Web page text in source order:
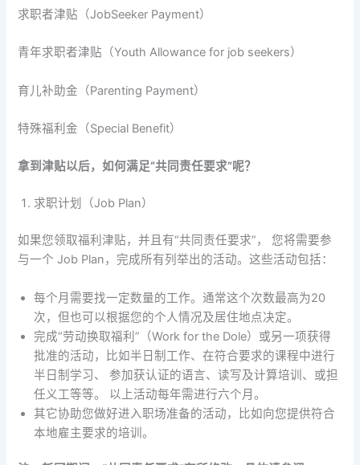
求职者津贴（JobSeeker Payment）
青年求职者津贴（Youth Allowance for job seekers）
育儿补助金（Parenting Payment）
特殊福利金（Special Benefit）
拿到津贴以后，如何满足“共同责任要求”呢？
求职计划（Job Plan）
如果您领取福利津贴，并且有“共同责任要求”， 您将需要参
与一个 Job Plan，完成所有列举出的活动。这些活动包括：
每个月需要找一定数量的工作。通常这个次数最高为20
次，但也可以根据您的个人情况及居住地点决定。
完成“劳动换取福利”（Work for the Dole）或另一项获得
批准的活动，比如半日制工作、在符合要求的课程中进行
半日制学习、 参加获认证的语言、读写及计算培训、或担
任义工等等。 以上活动每年需进行六个月。
其它协助您做好进入职场准备的活动，比如向您提供符合
本地雇主要求的培训。